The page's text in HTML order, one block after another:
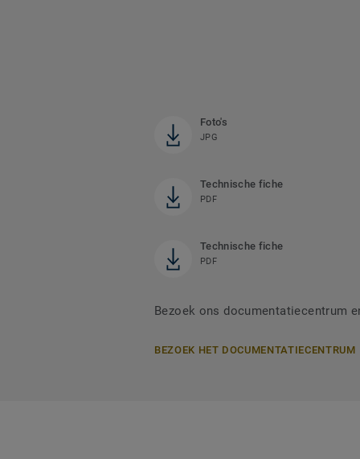
Foto's
JPG
Technische fiche
PDF
Technische fiche
PDF
Bezoek ons documentatiecentrum
BEZOEK HET DOCUMENTATIECENTRUM